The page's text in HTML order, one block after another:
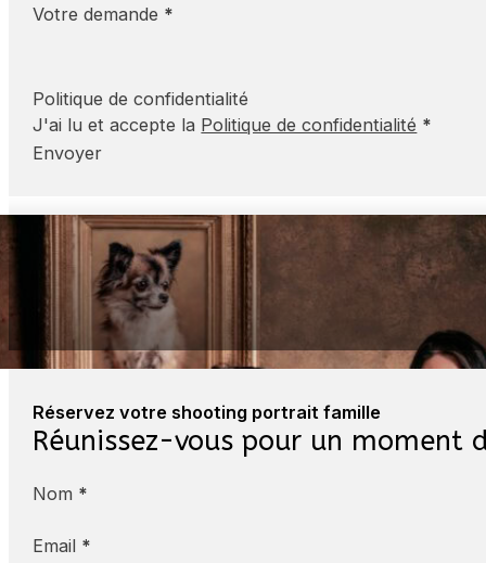
Votre demande *
Politique de confidentialité
J'ai lu et accepte la Politique de confidentialité *
Envoyer
Réservez votre shooting portrait famille
Réunissez-vous pour un moment
Nom *
Email *
« Un excellent souvenir immortalisé »
Famille Demière